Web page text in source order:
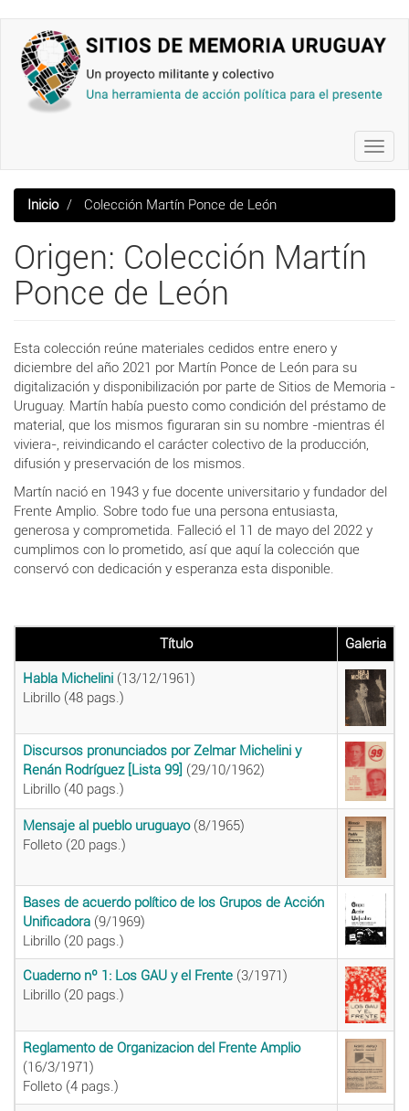
contenido
principal
Inicio Colección Martín Ponce de León
Origen: Colección Martín
Ponce de León
Esta colección reúne materiales cedidos entre enero y
diciembre del año 2021 por Martín Ponce de León para su
digitalización y disponibilización por parte de Sitios de Memoria -
Uruguay. Martín había puesto como condición del préstamo de
material, que los mismos figuraran sin su nombre -mientras él
viviera-, reivindicando el carácter colectivo de la producción,
difusión y preservación de los mismos.
Martín nació en 1943 y fue docente universitario y fundador del
Frente Amplio. Sobre todo fue una persona entusiasta,
generosa y comprometida. Falleció el 11 de mayo del 2022 y
cumplimos con lo prometido, así que aquí la colección que
conservó con dedicación y esperanza esta disponible.
Título Galeria
Habla Michelini (13/12/1961)
Librillo (48 pags.)
Discursos pronunciados por Zelmar Michelini y
Renán Rodríguez [Lista 99] (29/10/1962)
Librillo (40 pags.)
Mensaje al pueblo uruguayo(8/1965)
Folleto (20 pags.)
Bases de acuerdo político de los Grupos de Acción
Unificadora (9/1969)
Librillo (20 pags.)
Cuaderno nº 1: Los GAU y el Frente (3/1971)
Librillo (20 pags.)
Reglamento de Organizacion del Frente Amplio
(16/3/1971)
Folleto (4 pags.)